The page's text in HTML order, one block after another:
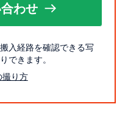
わせ
入経路を確認できる写
できます。
撮り方